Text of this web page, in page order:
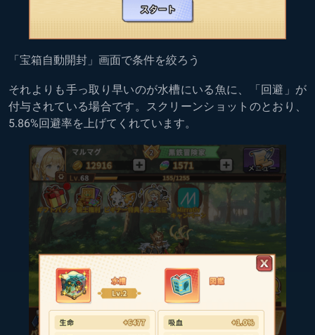
「宝箱自動開封」画面で条件を絞ろう
それよりも手っ取り早いのが水槽にいる魚に、「回避」が
付与されている場合です。スクリーンショットのとおり、
5.86%回避率を上げてくれています。